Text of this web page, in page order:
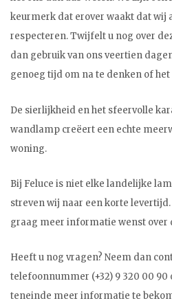
keurmerk dat erover waakt dat wij
respecteren. Twijfelt u nog over
dan gebruik van ons veertien
genoeg tijd om na te denken of
De sierlijkheid en het sfeervolle
wandlamp creëert een echte
woning.
Bij Feluce is niet elke landelijke
streven wij naar een korte
graag meer informatie wenst over
Heeft u nog vragen? Neem dan
telefoonnummer (+32) 9 320 00
teneinde meer informatie te